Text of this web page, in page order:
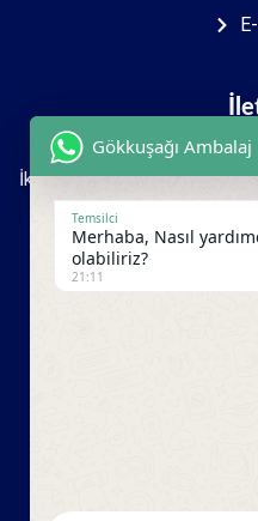
İkitelli O.S.B Mah. 2723.
Ada 7 Zemin 1.kat İşyeri
Gökkuşağı Ambalaj
Temsilci
Merhaba, Nasıl
olabiliriz?
21:11